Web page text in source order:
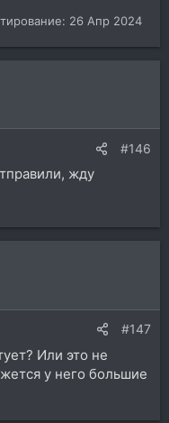
26 Апр 2024
#146
жду
#147
Или это не
у него большие